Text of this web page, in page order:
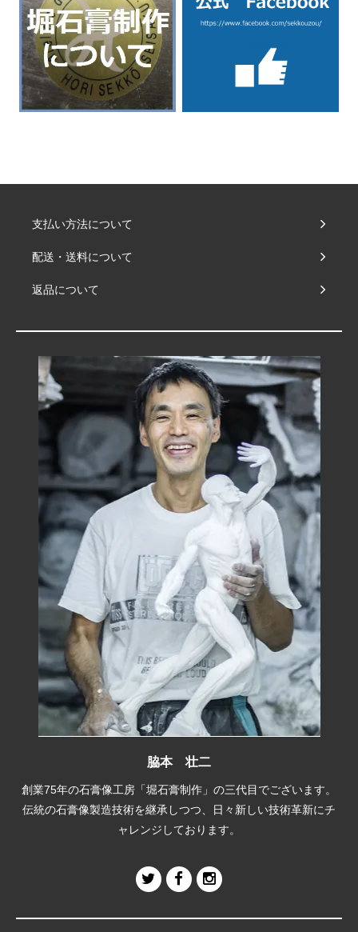
支払い方法について
配送・送料について
返品について
脇本 壮二
創業75年の石膏像工房「堀石膏制作」の三代目でございます。
伝統の石膏像製造技術を継承しつつ、日々新しい技術革新にチ
ャレンジしております。